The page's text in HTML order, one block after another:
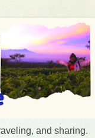
and sharing.